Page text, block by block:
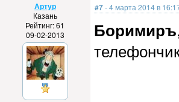
Артур
Казань
Рейтинг: 61
09-02-2013
#7- 4 марта 2014 в
Боримиръ